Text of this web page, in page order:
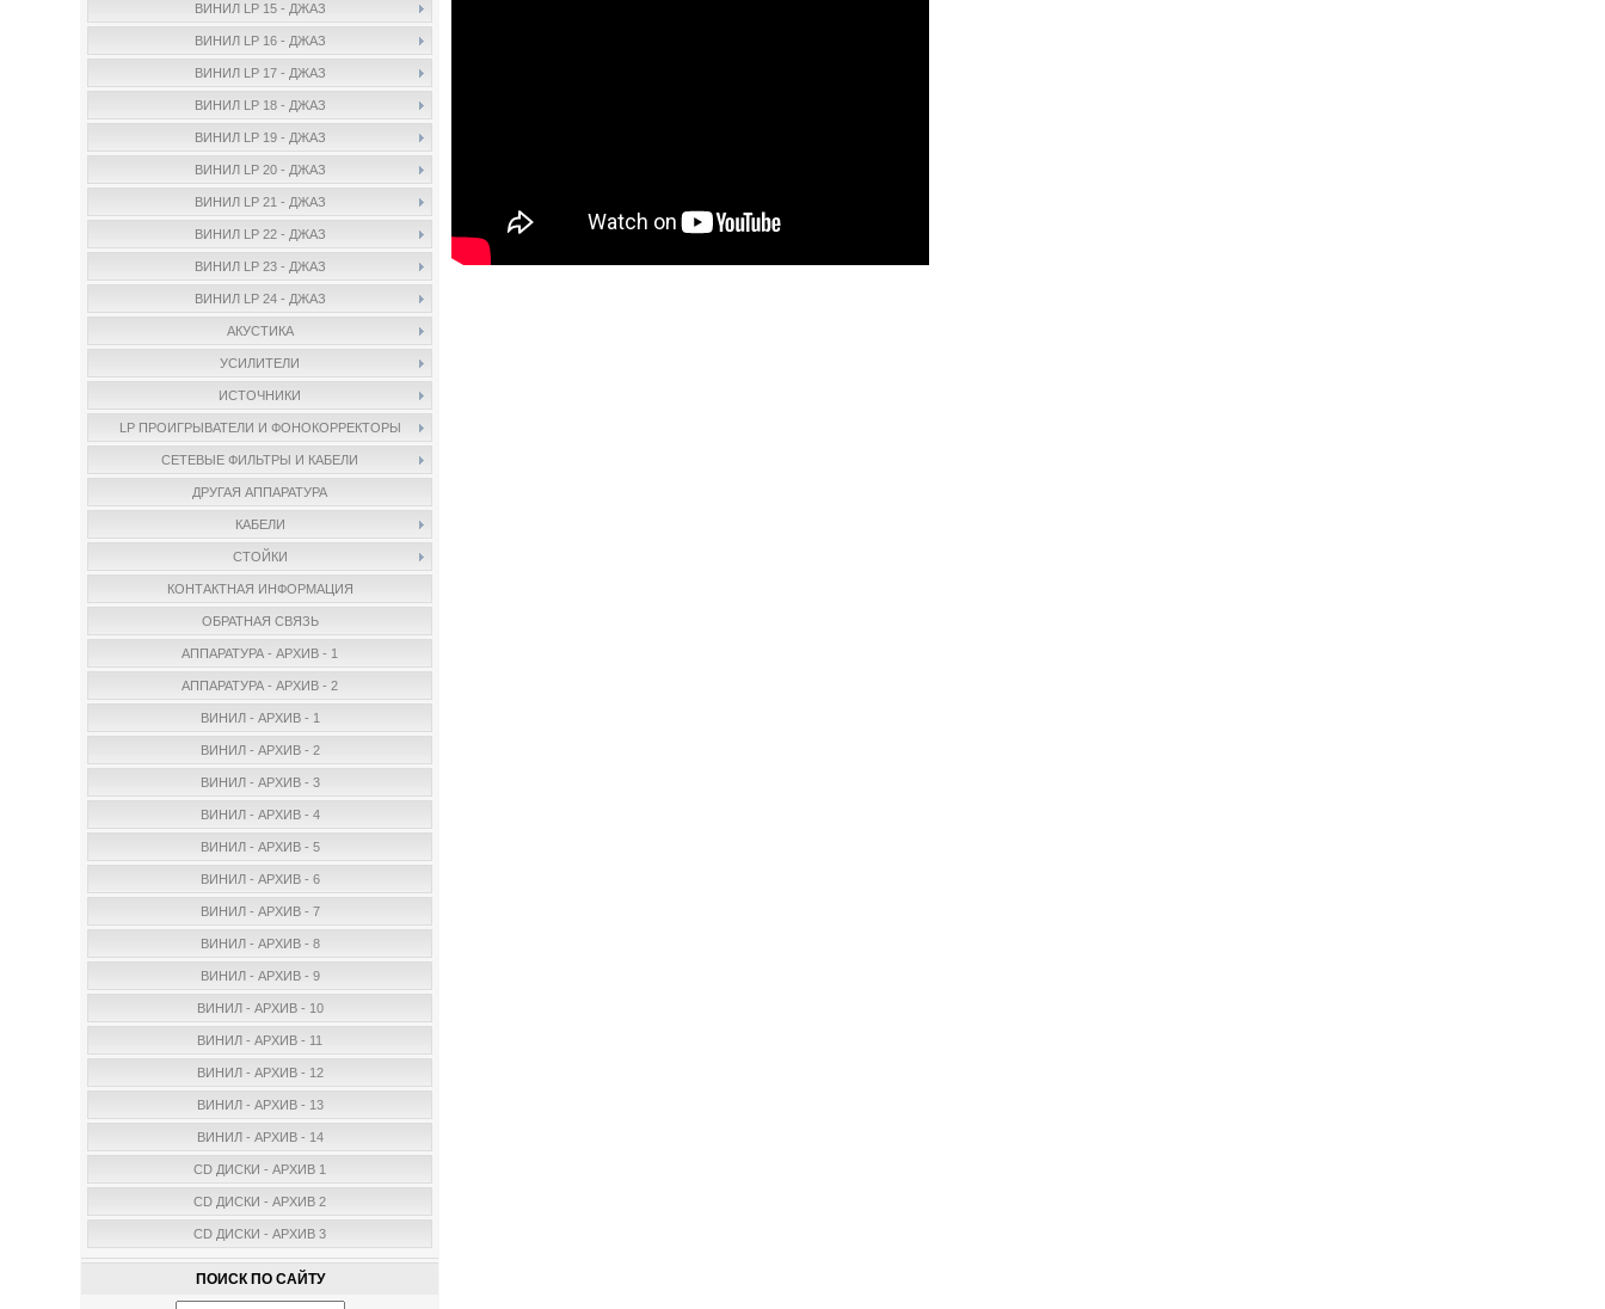
ВИНИЛ LP 15 - ДЖАЗ
ВИНИЛ LP 16 - ДЖАЗ
ВИНИЛ LP 17 - ДЖАЗ
ВИНИЛ LP 18 - ДЖАЗ
ВИНИЛ LP 19 - ДЖАЗ
ВИНИЛ LP 20 - ДЖАЗ
ВИНИЛ LP 21 - ДЖАЗ
ВИНИЛ LP 22 - ДЖАЗ
ВИНИЛ LP 23 - ДЖАЗ
ВИНИЛ LP 24 - ДЖАЗ
АКУСТИКА
УСИЛИТЕЛИ
ИСТОЧНИКИ
LP ПРОИГРЫВАТЕЛИ И ФОНОКОРРЕКТОРЫ
СЕТЕВЫЕ ФИЛЬТРЫ И КАБЕЛИ
ДРУГАЯ АППАРАТУРА
КАБЕЛИ
СТОЙКИ
КОНТАКТНАЯ ИНФОРМАЦИЯ
ОБРАТНАЯ СВЯЗЬ
АППАРАТУРА - АРХИВ - 1
АППАРАТУРА - АРХИВ - 2
ВИНИЛ - АРХИВ - 1
ВИНИЛ - АРХИВ - 2
ВИНИЛ - АРХИВ - 3
ВИНИЛ - АРХИВ - 4
ВИНИЛ - АРХИВ - 5
ВИНИЛ - АРХИВ - 6
ВИНИЛ - АРХИВ - 7
ВИНИЛ - АРХИВ - 8
ВИНИЛ - АРХИВ - 9
ВИНИЛ - АРХИВ - 10
ВИНИЛ - АРХИВ - 11
ВИНИЛ - АРХИВ - 12
ВИНИЛ - АРХИВ - 13
ВИНИЛ - АРХИВ - 14
CD ДИСКИ - АРХИВ 1
CD ДИСКИ - АРХИВ 2
CD ДИСКИ - АРХИВ 3
ПОИСК ПО САЙТУ